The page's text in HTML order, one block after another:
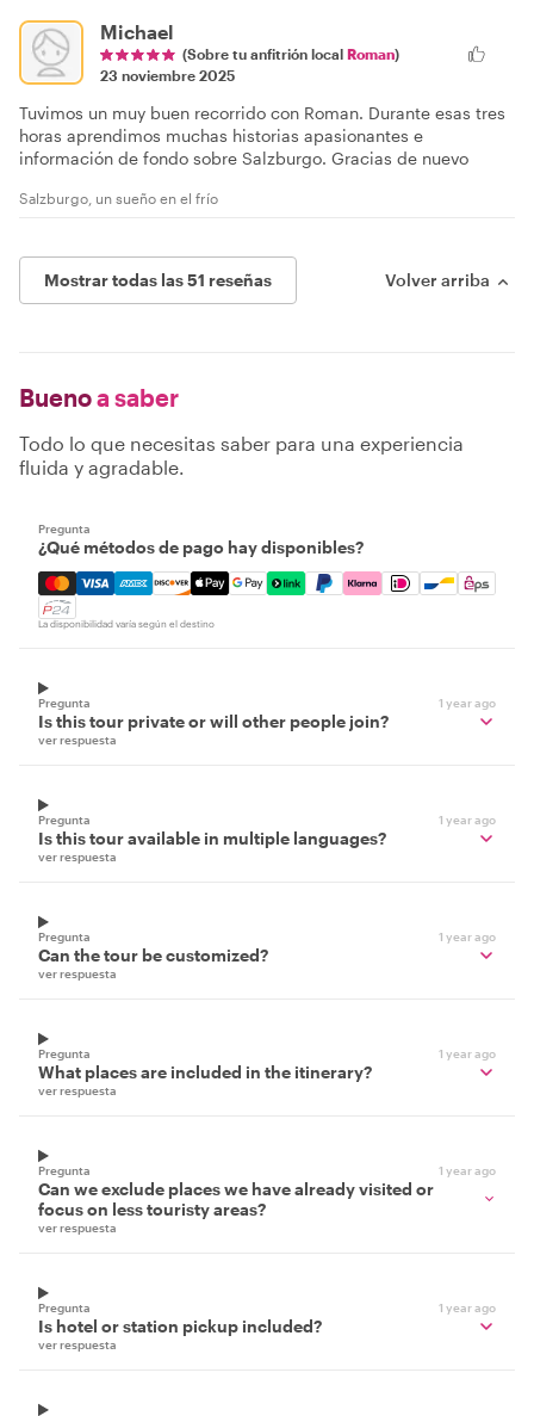
Michael
(Sobre tu anfitrión local Roman)
23 noviembre 2025
Tuvimos un muy buen recorrido con Roman. Durante esas tres
horas aprendimos muchas historias apasionantes e
información de fondo sobre Salzburgo. Gracias de nuevo
Salzburgo, un sueño en el frío
Mostrar todas las 51 reseñas Volver arriba
Buenoa saber
Todo lo que necesitas saber para una experiencia
fluida y agradable.
Pregunta
¿Qué métodos de pago hay disponibles?
Mastercard, Visa, Amex, Discover, Apple Pay, Google
La disponibilidad varía según el destino
Pregunta 1 year ago
Is this tour private or will other people join?
ver respuesta
Pregunta 1 year ago
Is this tour available in multiple languages?
ver respuesta
Pregunta 1 year ago
Can the tour be customized?
ver respuesta
Pregunta 1 year ago
What places are included in the itinerary?
ver respuesta
Pregunta 1 year ago
Can we exclude places we have already visited or
focus on less touristy areas?
ver respuesta
Pregunta 1 year ago
Is hotel or station pickup included?
ver respuesta